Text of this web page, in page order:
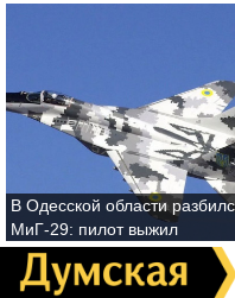
В Одесской области
МиГ-29: пилот выжил